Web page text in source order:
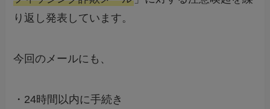
り返し発表しています。
今回のメールにも、
・24時間以内に手続き